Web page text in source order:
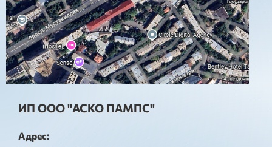
ИП ООО "АСКО ПАМПС"
Адрес: